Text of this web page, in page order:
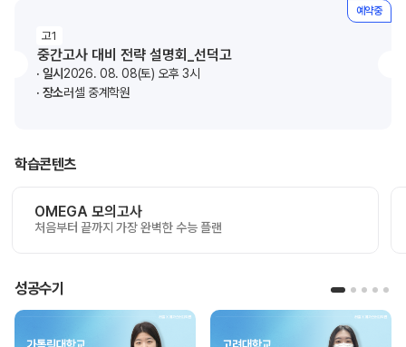
고1
중간고사 대비 전략 설명회_선덕고
일시2026. 08. 08(토) 오후 3시
장소러셀 중계학원
예약중
학습콘텐츠
OMEGA 모의고사
처음부터 끝까지 가장 완벽한 수능 플랜
성공수기